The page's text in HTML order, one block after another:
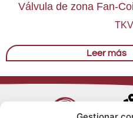
Válvula de zona Fan-
Leer más